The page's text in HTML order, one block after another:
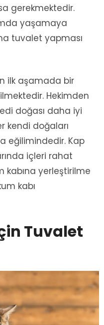
gerekmektedir.
yaşamaya
tuvalet yapması
ilk aşamada bir
Hekimden
doğası daha iyi
kendi doğaları
eğilimindedir. Kap
içleri rahat
kabına yerleştirilme
kabı
Tuvalet